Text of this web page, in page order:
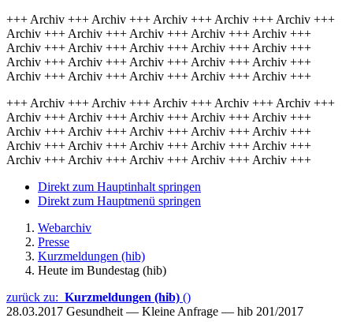
+++ Archiv +++ Archiv +++ Archiv +++ Archiv +++ Archiv +++
Archiv +++ Archiv +++ Archiv +++ Archiv +++ Archiv +++
Archiv +++ Archiv +++ Archiv +++ Archiv +++ Archiv +++
Archiv +++ Archiv +++ Archiv +++ Archiv +++ Archiv +++
Archiv +++ Archiv +++ Archiv +++ Archiv +++ Archiv +++
+++ Archiv +++ Archiv +++ Archiv +++ Archiv +++ Archiv +++
Archiv +++ Archiv +++ Archiv +++ Archiv +++ Archiv +++
Archiv +++ Archiv +++ Archiv +++ Archiv +++ Archiv +++
Archiv +++ Archiv +++ Archiv +++ Archiv +++ Archiv +++
Archiv +++ Archiv +++ Archiv +++ Archiv +++ Archiv +++
Direkt zum Hauptinhalt springen
Direkt zum Hauptmenü springen
Webarchiv
Presse
Kurzmeldungen (hib)
Heute im Bundestag (hib)
zurück zu: Kurzmeldungen (hib) ()
28.03.2017 Gesundheit — Kleine Anfrage — hib 201/2017